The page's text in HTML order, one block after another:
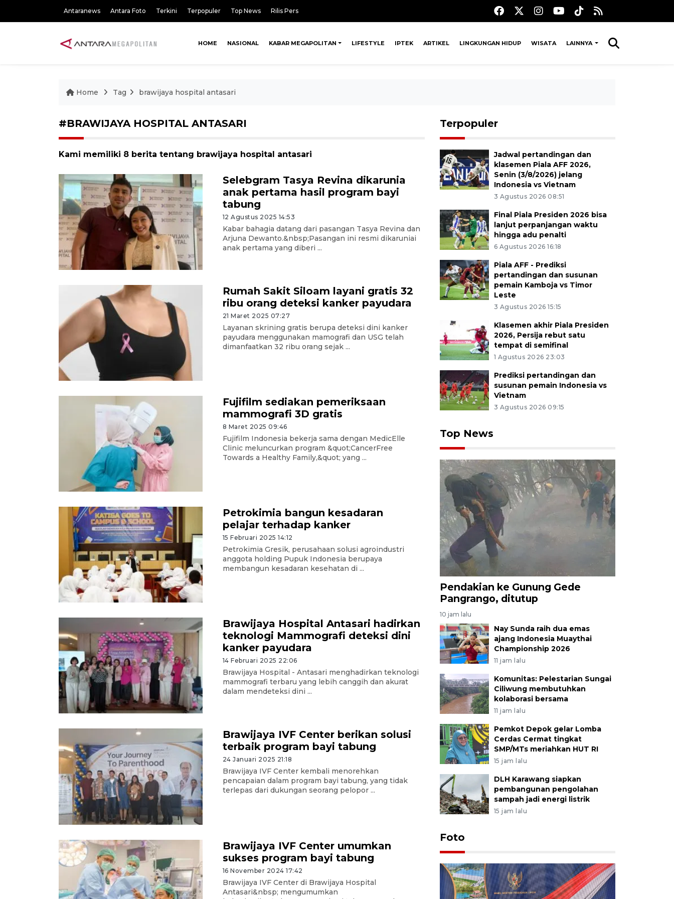
Antaranews Antara Foto Terkini Terpopuler Top News Rilis Pers
HOME NASIONAL KABAR MEGAPOLITAN LIFESTYLE IPTEK ARTIKEL LINGKUNGAN HIDUP WISATA LAINNYA
Home Tag brawijaya hospital antasari
#BRAWIJAYA HOSPITAL ANTASARI
Kami memiliki 8 berita tentang brawijaya hospital antasari
Selebgram Tasya Revina dikarunia
anak pertama hasil program bayi
tabung
12 Agustus 2025 14:53
Kabar bahagia datang dari pasangan Tasya Revina dan
Arjuna Dewanto.&nbsp;Pasangan ini resmi dikaruniai
anak pertama yang diberi ...
Rumah Sakit Siloam layani gratis 32
ribu orang deteksi kanker payudara
21 Maret 2025 07:27
Layanan skrining gratis berupa deteksi dini kanker
payudara menggunakan mamografi dan USG telah
dimanfaatkan 32 ribu orang sejak ...
Fujifilm sediakan pemeriksaan
mammografi 3D gratis
8 Maret 2025 09:46
Fujifilm Indonesia bekerja sama dengan MedicElle
Clinic meluncurkan program &quot;CancerFree
Towards a Healthy Family,&quot; yang ...
Petrokimia bangun kesadaran
pelajar terhadap kanker
15 Februari 2025 14:12
Petrokimia Gresik, perusahaan solusi agroindustri
anggota holding Pupuk Indonesia berupaya
membangun kesadaran kesehatan di ...
Brawijaya Hospital Antasari hadirkan
teknologi Mammografi deteksi dini
kanker payudara
14 Februari 2025 22:06
Brawijaya Hospital - Antasari menghadirkan teknologi
mammografi terbaru yang lebih canggih dan akurat
dalam mendeteksi dini ...
Brawijaya IVF Center berikan solusi
terbaik program bayi tabung
24 Januari 2025 21:18
Brawijaya IVF Center kembali menorehkan
pencapaian dalam program bayi tabung, yang tidak
terlepas dari dukungan seorang pelopor ...
Brawijaya IVF Center umumkan
sukses program bayi tabung
16 November 2024 17:42
Brawijaya IVF Center di Brawijaya Hospital
Antasari&nbsp; mengumumkan
Terpopuler
Jadwal pertandingan dan
klasemen Piala AFF 2026,
Senin (3/8/2026) jelang
Indonesia vs Vietnam
3 Agustus 2026 08:51
Final Piala Presiden 2026 bisa
lanjut perpanjangan waktu
hingga adu penalti
6 Agustus 2026 16:18
Piala AFF - Prediksi
pertandingan dan susunan
pemain Kamboja vs Timor
Leste
3 Agustus 2026 15:15
Klasemen akhir Piala Presiden
2026, Persija rebut satu
tempat di semifinal
1 Agustus 2026 23:03
Prediksi pertandingan dan
susunan pemain Indonesia vs
Vietnam
3 Agustus 2026 09:15
Top News
Pendakian ke Gunung Gede
Pangrango, ditutup
10 jam lalu
Nay Sunda raih dua emas
ajang Indonesia Muaythai
Championship 2026
11 jam lalu
Komunitas: Pelestarian Sungai
Ciliwung membutuhkan
kolaborasi bersama
11 jam lalu
Pemkot Depok gelar Lomba
Cerdas Cermat tingkat
SMP/MTs meriahkan HUT RI
15 jam lalu
DLH Karawang siapkan
pembangunan pengolahan
sampah jadi energi listrik
15 jam lalu
Foto